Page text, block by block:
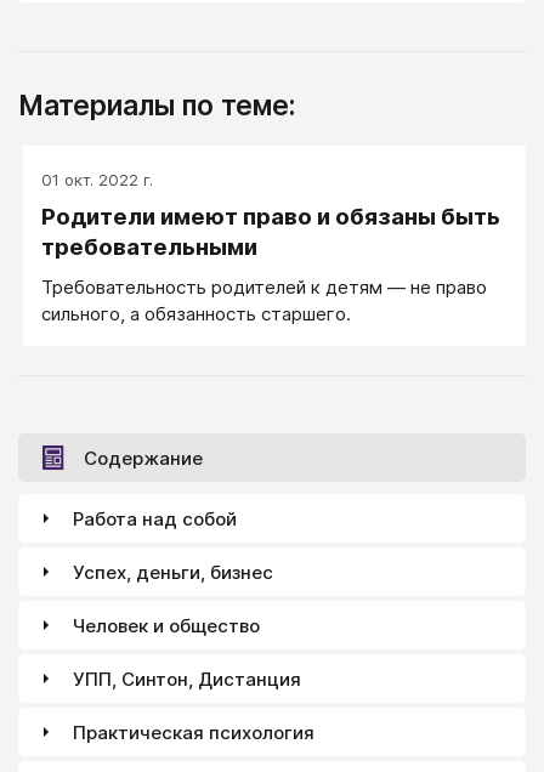
Материалы по теме:
01 окт. 2022 г.
Родители имеют право и обязаны быть
требовательными
Требовательность родителей к детям — не право
сильного, а обязанность старшего.
Содержание
Работа над собой
Успех, деньги, бизнес
Человек и общество
УПП, Синтон, Дистанция
Практическая психология